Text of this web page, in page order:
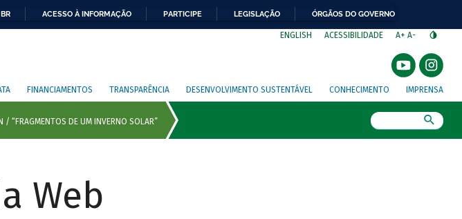
ACESSO À INFORMAÇÃO PARTICIPE LEGISLAÇÃO ÓRGÃOS DO GOVERNO
ENGLISH ACESSIBILIDADE A+ A-
FINANCIAMENTOS TRANSPARÊNCIA DESENVOLVIMENTO SUSTENTÁVEL CONHECIMENTO IMPRENSA
Web